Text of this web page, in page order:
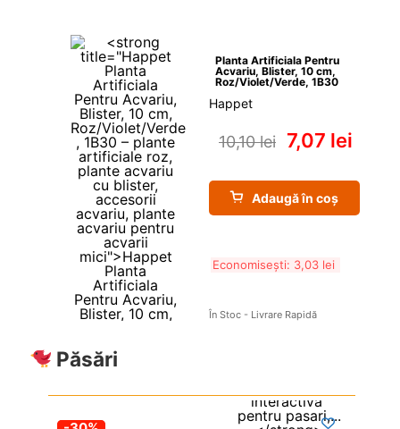
Planta Artificiala Pentru
Acvariu, Blister, 10 cm,
Roz/Violet/Verde, 1B30
Happet
10,10 lei 7,07 lei
Adaugă în coș
Economisești: 3,03 lei
În Stoc - Livrare Rapidă
Păsări